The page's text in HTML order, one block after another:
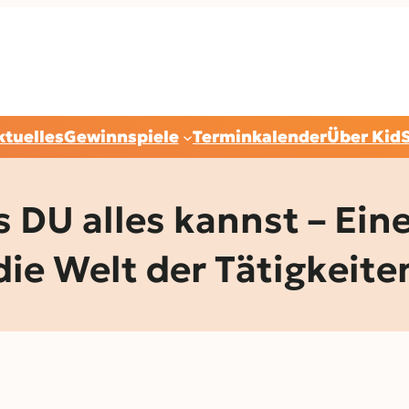
Gewinnspiele TerminkalenderÜber
DU alles kannst –
Welt der